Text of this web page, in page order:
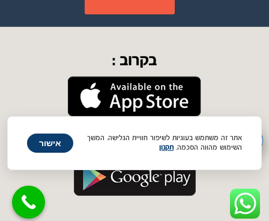
בקרוב :
יותר מתמיד :
אתר זה משתמש בעוגיות לשיפור חוויית הגלישה. המשך
השימוש מהווה הסכמה. תקנון אישור